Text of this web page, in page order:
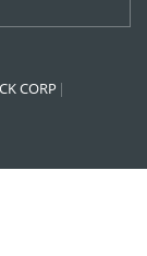
CORP